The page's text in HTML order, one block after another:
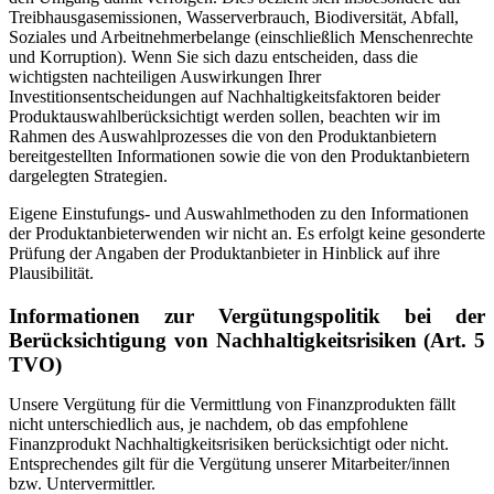
Treibhausgasemissionen, Wasserverbrauch, Biodiversität, Abfall,
Soziales und Arbeitnehmerbelange (einschließlich Menschenrechte
und Korruption). Wenn Sie sich dazu entscheiden, dass die
wichtigsten nachteiligen Auswirkungen Ihrer
Investitionsentscheidungen auf Nachhaltigkeitsfaktoren beider
Produktauswahlberücksichtigt werden sollen, beachten wir im
Rahmen des Auswahlprozesses die von den Produktanbietern
bereitgestellten Informationen sowie die von den Produktanbietern
dargelegten Strategien.
Eigene Einstufungs- und Auswahlmethoden zu den Informationen
der Produktanbieterwenden wir nicht an. Es erfolgt keine gesonderte
Prüfung der Angaben der Produktanbieter in Hinblick auf ihre
Plausibilität.
Informationen zur Vergütungspolitik bei der
Berücksichtigung von Nachhaltigkeitsrisiken (Art. 5
TVO)
Unsere Vergütung für die Vermittlung von Finanzprodukten fällt
nicht unterschiedlich aus, je nachdem, ob das empfohlene
Finanzprodukt Nachhaltigkeitsrisiken berücksichtigt oder nicht.
Entsprechendes gilt für die Vergütung unserer Mitarbeiter/innen
bzw. Untervermittler.